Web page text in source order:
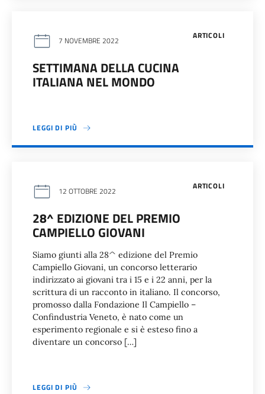
ARTICOLI
7 NOVEMBRE 2022
SETTIMANA DELLA CUCINA
ITALIANA NEL MONDO
LEGGI DI PIÙ
ARTICOLI
12 OTTOBRE 2022
28^ EDIZIONE DEL PREMIO
CAMPIELLO GIOVANI
Siamo giunti alla 28^ edizione del Premio
Campiello Giovani, un concorso letterario
indirizzato ai giovani tra i 15 e i 22 anni, per la
scrittura di un racconto in italiano. Il concorso,
promosso dalla Fondazione Il Campiello –
Confindustria Veneto, è nato come un
esperimento regionale e si è esteso fino a
diventare un concorso […]
LEGGI DI PIÙ